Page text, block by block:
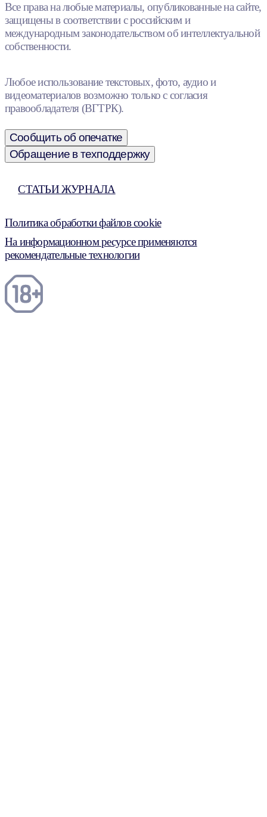
Все права на любые материалы, опубликованные на сайте,
защищены в соответствии с российским и
международным законодательством об интеллектуальной
собственности.
Любое использование текстовых, фото, аудио и
видеоматериалов возможно только с согласия
правообладателя (ВГТРК).
Сообщить об опечатке
Обращение в техподдержку
СТАТЬИ ЖУРНАЛА
Политика обработки файлов cookie
На информационном ресурсе применяются
рекомендательные технологии